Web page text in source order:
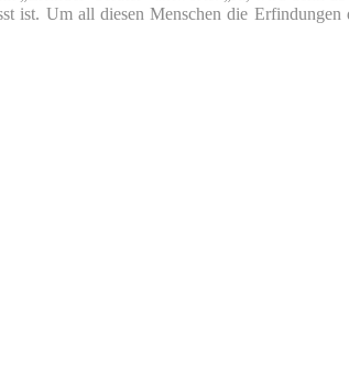
ist. Um all diesen Menschen die